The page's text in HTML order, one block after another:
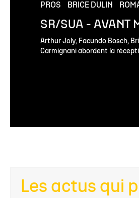
PROS
BRICE DULIN
SR/SUA - AVANT
Arthur Joly, Facundo Bosch,
Carmignani abordent la
Les actus qui